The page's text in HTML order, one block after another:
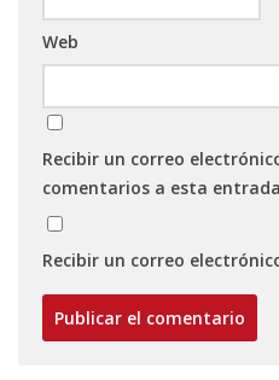
Web
Recibir un correo
comentarios a esta
Recibir un correo